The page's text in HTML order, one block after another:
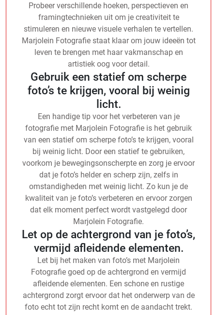
Probeer verschillende hoeken, perspectieven en
framingtechnieken uit om je creativiteit te
stimuleren en nieuwe visuele verhalen te vertellen.
Marjolein Fotografie staat klaar om jouw ideeën tot
leven te brengen met haar vakmanschap en
artistiek oog voor detail.
Gebruik een statief om scherpe
foto’s te krijgen, vooral bij weinig
licht.
Een handige tip voor het verbeteren van je
fotografie met Marjolein Fotografie is het gebruik
van een statief om scherpe foto’s te krijgen, vooral
bij weinig licht. Door een statief te gebruiken,
voorkom je bewegingsonscherpte en zorg je ervoor
dat je foto’s helder en scherp zijn, zelfs in
omstandigheden met weinig licht. Zo kun je de
kwaliteit van je foto’s verbeteren en ervoor zorgen
dat elk moment perfect wordt vastgelegd door
Marjolein Fotografie.
Let op de achtergrond van je foto’s,
vermijd afleidende elementen.
Let bij het maken van foto’s met Marjolein
Fotografie goed op de achtergrond en vermijd
afleidende elementen. Een schone en rustige
achtergrond zorgt ervoor dat het onderwerp van de
foto echt tot zijn recht komt en de aandacht trekt.